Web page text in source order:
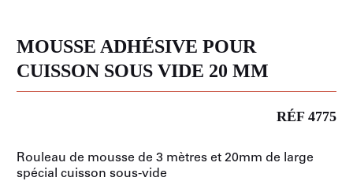
MOUSSE ADHÉSIVE POUR
CUISSON SOUS VIDE 20 MM
RÉF 4775
Rouleau de mousse de 3 mètres et 20mm de large
spécial cuisson sous-vide